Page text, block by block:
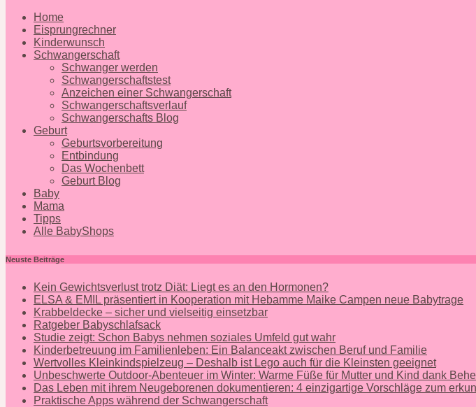
Home
Eisprungrechner
Kinderwunsch
Schwangerschaft
Schwanger werden
Schwangerschaftstest
Anzeichen einer Schwangerschaft
Schwangerschaftsverlauf
Schwangerschafts Blog
Geburt
Geburtsvorbereitung
Entbindung
Das Wochenbett
Geburt Blog
Baby
Mama
Tipps
Alle BabyShops
Neuste Beiträge
Kein Gewichtsverlust trotz Diät: Liegt es an den Hormonen?
ELSA & EMIL präsentiert in Kooperation mit Hebamme Maike Campen neue Babytrage
Krabbeldecke – sicher und vielseitig einsetzbar
Ratgeber Babyschlafsack
Studie zeigt: Schon Babys nehmen soziales Umfeld gut wahr
Kinderbetreuung im Familienleben: Ein Balanceakt zwischen Beruf und Familie
Wertvolles Kleinkindspielzeug – Deshalb ist Lego auch für die Kleinsten geeignet
Unbeschwerte Outdoor-Abenteuer im Winter: Warme Füße für Mutter und Kind dank
Das Leben mit ihrem Neugeborenen dokumentieren: 4 einzigartige Vorschläge zum
Praktische Apps während der Schwangerschaft